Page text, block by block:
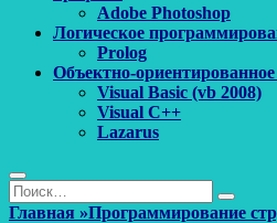
Adobe Photoshop
Логическое
Prolog
Объектно-
Visual Basic (vb 2008)
Visual C++
Lazarus
Поиск
Найти:
Поиск
Главная »Программирование